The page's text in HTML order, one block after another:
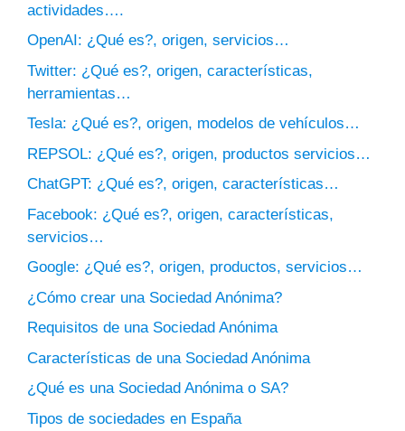
actividades….
OpenAI: ¿Qué es?, origen, servicios…
Twitter: ¿Qué es?, origen, características,
herramientas…
Tesla: ¿Qué es?, origen, modelos de vehículos…
REPSOL: ¿Qué es?, origen, productos servicios…
ChatGPT: ¿Qué es?, origen, características…
Facebook: ¿Qué es?, origen, características,
servicios…
Google: ¿Qué es?, origen, productos, servicios…
¿Cómo crear una Sociedad Anónima?
Requisitos de una Sociedad Anónima
Características de una Sociedad Anónima
¿Qué es una Sociedad Anónima o SA?
Tipos de sociedades en España